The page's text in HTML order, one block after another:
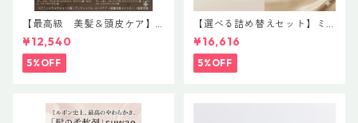
【最高級 美髪＆頭皮ケア】
＃イマヘアプレミアムshampo
o＆treatment【ヒト幹細胞細
胞エキス】【トステア配合】
¥12,540
5%OFF
【選べる詰め替えセット】ミ
ルボン 新ブランド「suwae
（スワエ）」｜リラクシング
シャンプー 1000mL ￥7,590
＋ トリートメント 1000g￥9,
¥16,616
5%OFF